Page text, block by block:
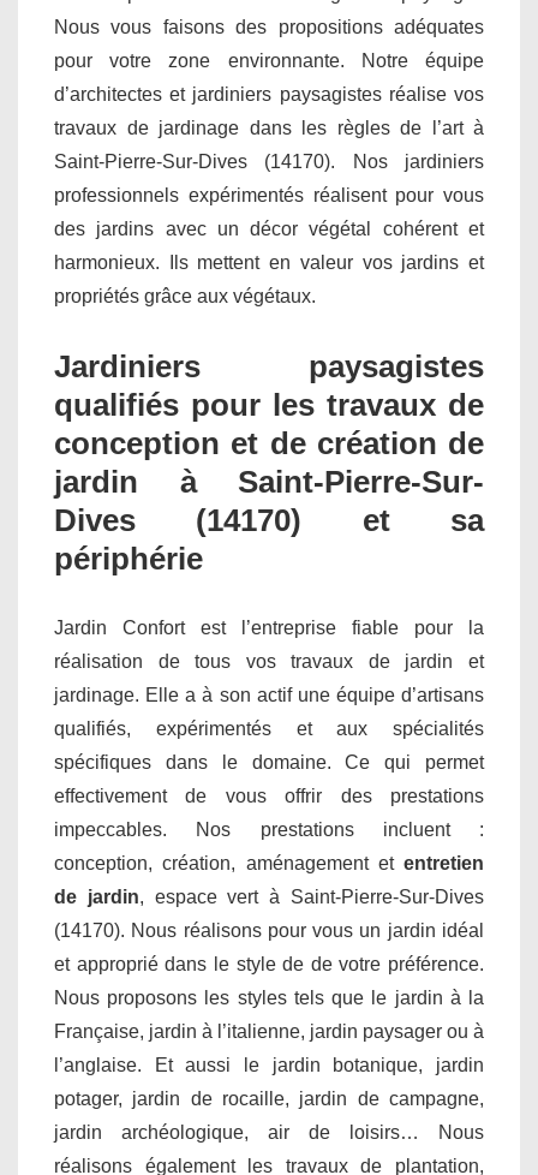
Nous vous faisons des propositions adéquates
pour votre zone environnante. Notre équipe
d’architectes et jardiniers paysagistes réalise vos
travaux de jardinage dans les règles de l’art à
Saint-Pierre-Sur-Dives (14170). Nos jardiniers
professionnels expérimentés réalisent pour vous
des jardins avec un décor végétal cohérent et
harmonieux. Ils mettent en valeur vos jardins et
propriétés grâce aux végétaux.
Jardiniers paysagistes
qualifiés pour les travaux de
conception et de création de
jardin à Saint-Pierre-Sur-
Dives (14170) et sa
périphérie
Jardin Confort est l’entreprise fiable pour la
réalisation de tous vos travaux de jardin et
jardinage. Elle a à son actif une équipe d’artisans
qualifiés, expérimentés et aux spécialités
spécifiques dans le domaine. Ce qui permet
effectivement de vous offrir des prestations
impeccables. Nos prestations incluent :
conception, création, aménagement et entretien
de jardin, espace vert à Saint-Pierre-Sur-Dives
(14170). Nous réalisons pour vous un jardin idéal
et approprié dans le style de de votre préférence.
Nous proposons les styles tels que le jardin à la
Française, jardin à l’italienne, jardin paysager ou à
l’anglaise. Et aussi le jardin botanique, jardin
potager, jardin de rocaille, jardin de campagne,
jardin archéologique, air de loisirs… Nous
réalisons également les travaux de plantation,